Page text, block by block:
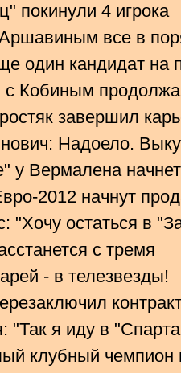
покинули 4 игрока
все в
один кандидат на
с Кобиным
завершил
Надоело.
у Вермалена
2012 начнут
"Хочу остаться в
с тремя
- в телезвезды!
"Так я иду в
клубный чемпион